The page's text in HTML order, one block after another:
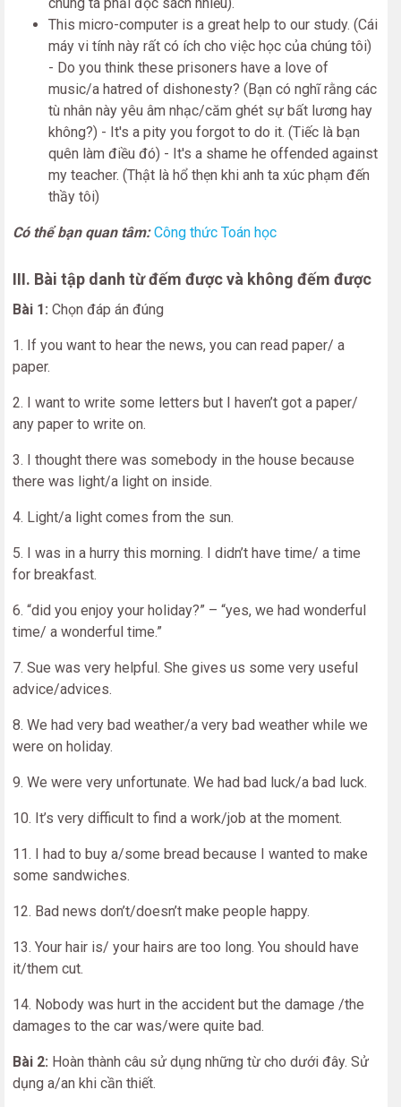
This micro-computer is a great help to our study. (Cái
máy vi tính này rất có ích cho việc học của chúng tôi)
- Do you think these prisoners have a love of
music/a hatred of dishonesty? (Bạn có nghĩ rằng các
tù nhân này yêu âm nhạc/căm ghét sự bất lương hay
không?) - It's a pity you forgot to do it. (Tiếc là bạn
quên làm điều đó) - It's a shame he offended against
my teacher. (Thật là hổ thẹn khi anh ta xúc phạm đến
thầy tôi)
Có thể bạn quan tâm:Công thức Toán học
III. Bài tập danh từ đếm được và không đếm được
Bài 1: Chọn đáp án đúng
1. If you want to hear the news, you can read paper/ a
paper.
2. I want to write some letters but I haven’t got a paper/
any paper to write on.
3. I thought there was somebody in the house because
there was light/a light on inside.
4. Light/a light comes from the sun.
5. I was in a hurry this morning. I didn’t have time/ a time
for breakfast.
6. “did you enjoy your holiday?” – “yes, we had wonderful
time/ a wonderful time.”
7. Sue was very helpful. She gives us some very useful
advice/advices.
8. We had very bad weather/a very bad weather while we
were on holiday.
9. We were very unfortunate. We had bad luck/a bad luck.
10. It’s very difficult to find a work/job at the moment.
11. I had to buy a/some bread because I wanted to make
some sandwiches.
12. Bad news don’t/doesn’t make people happy.
13. Your hair is/ your hairs are too long. You should have
it/them cut.
14. Nobody was hurt in the accident but the damage /the
damages to the car was/were quite bad.
Bài 2: Hoàn thành câu sử dụng những từ cho dưới đây. Sử
dụng a/an khi cần thiết.